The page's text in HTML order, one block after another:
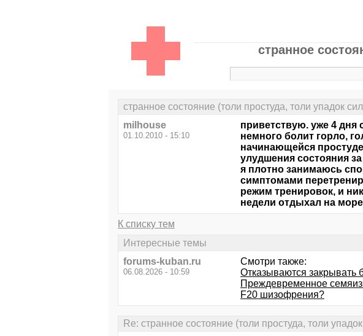
странное
странное состояние (толи простуда, толи упадок
milhouse
01.10.2010 - 15:10
приветствую. уже 4
немного болит горло,
начинающейся
улудшения состояния
я плотно занимаюсь
симптомами
режим тренировок, и
недели отдыхал на
К списку тем
Интересные темы
forums-kuban.ru
06.08.2026 - 10:59
Смотри также:
Отказываются закрывать
Преждевременное
F20 шизофрения?
Re: странное состояние (толи простуда, толи